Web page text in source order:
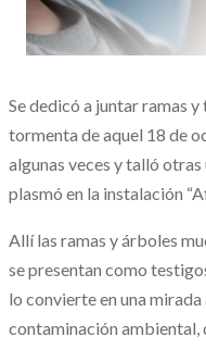
Se dedicó a juntar ramas
tormenta de aquel 18 de
algunas veces y talló
plasmó en la instalación
Allí las ramas y árboles
se presentan como
lo convierte en una
contaminación ambiental,